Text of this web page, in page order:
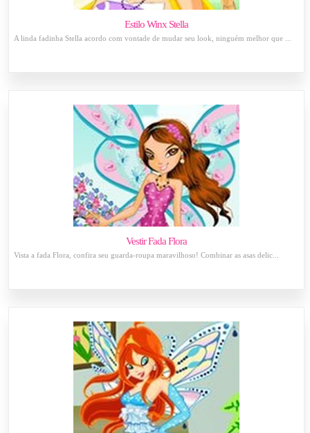
Estilo Winx Stella
A linda fadinha Stella acordo com vontade de mudar seu look, ninguém melhor que ...
Vestir Fada Flora
Vista a fada Flora, confira seu guarda-roupa maravilhoso! Combinar as asas delic...